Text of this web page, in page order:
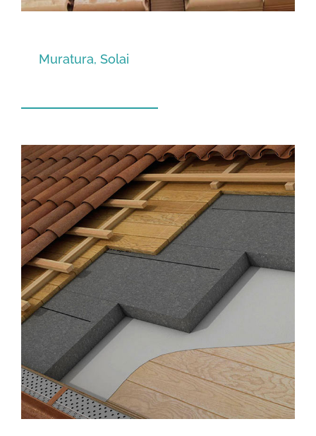
Muratura, Solai